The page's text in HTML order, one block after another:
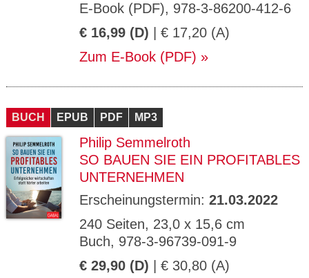
E-Book (PDF), 978-3-86200-412-6
€ 16,99 (D) | € 17,20 (A)
Zum E-Book (PDF)
BUCH EPUB PDF MP3
Philip Semmelroth
SO BAUEN SIE EIN PROFITABLES
UNTERNEHMEN
Erscheinungstermin: 21.03.2022
240 Seiten, 23,0 x 15,6 cm
Buch, 978-3-96739-091-9
€ 29,90 (D) | € 30,80 (A)